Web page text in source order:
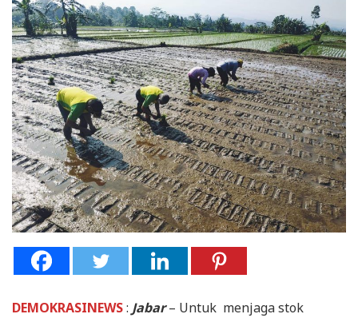
DEMOKRASINEWS: Jabar– Untuk menjaga stok